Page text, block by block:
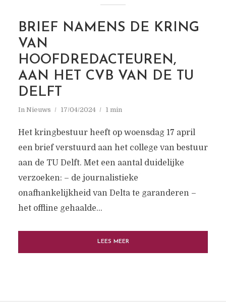
BRIEF NAMENS DE KRING
VAN
HOOFDREDACTEUREN,
AAN HET CVB VAN DE TU
DELFT
In Nieuws 17/04/2024 1 min
Het kringbestuur heeft op woensdag 17 april
een brief verstuurd aan het college van bestuur
aan de TU Delft. Met een aantal duidelijke
verzoeken: – de journalistieke
onafhankelijkheid van Delta te garanderen –
het offline gehaalde...
LEES MEER